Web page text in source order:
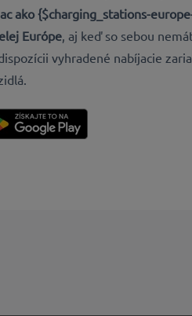
ako {$charging_stations-
Európe, aj keď so sebou
vyhradené nabíjacie